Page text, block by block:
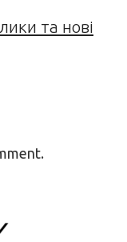
та нові